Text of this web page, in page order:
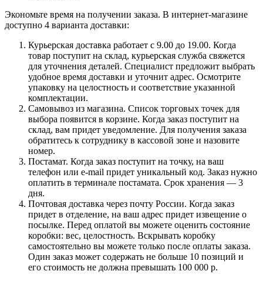
Экономьте время на получении заказа. В интернет-магазине
доступно 4 варианта доставки:
Курьерская доставка работает с 9.00 до 19.00. Когда
товар поступит на склад, курьерская служба свяжется
для уточнения деталей. Специалист предложит выбрать
удобное время доставки и уточнит адрес. Осмотрите
упаковку на целостность и соответствие указанной
комплектации.
Самовывоз из магазина. Список торговых точек для
выбора появится в корзине. Когда заказ поступит на
склад, вам придет уведомление. Для получения заказа
обратитесь к сотруднику в кассовой зоне и назовите
номер.
Постамат. Когда заказ поступит на точку, на ваш
телефон или e-mail придет уникальный код. Заказ нужно
оплатить в терминале постамата. Срок хранения — 3
дня.
Почтовая доставка через почту России. Когда заказ
придет в отделение, на ваш адрес придет извещение о
посылке. Перед оплатой вы можете оценить состояние
коробки: вес, целостность. Вскрывать коробку
самостоятельно вы можете только после оплаты заказа.
Один заказ может содержать не больше 10 позиций и
его стоимость не должна превышать 100 000 р.